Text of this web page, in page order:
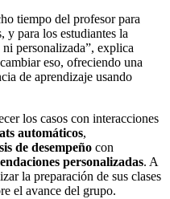
tiempo del profesor para
y para los estudiantes la
personalizada”, explica
eso, ofreciendo una
de aprendizaje usando
los casos con interacciones
automáticos,
de desempeño con
personalizadas. A
la preparación de sus clases
el avance del grupo.